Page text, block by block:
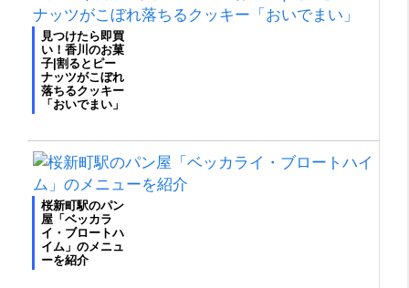
見つけたら即買
い！香川のお菓
子|割るとピー
ナッツがこぼれ
落ちるクッキー
「おいでまい」
桜新町駅のパン
屋「ベッカラ
イ・ブロートハ
イム」のメニュ
ーを紹介